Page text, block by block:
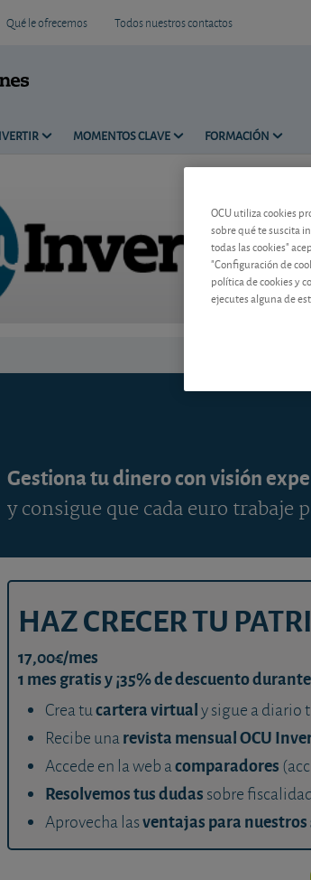
Qué le ofrecemos Todos nuestros contactos
MOMENTOS CLAVE FORMACIÓN
Tiempo de
Gestiona tu dinero con visión
y consigue que cada euro trabaje
HAZ CRECER TU
17,00€/mes
1 mes gratis y ¡35% de descuento
Crea tucartera virtualy sigue a diario
Recibe unarevista mensual OCU
Accede en la web acomparadores
Resolvemos tus dudas sobre
Aprovecha lasventajas para nuestros
OCU utiliza cookies
sobre qué te suscita
todas las cookies"
"Configuración de
política de cookies y
ejecutes alguna de